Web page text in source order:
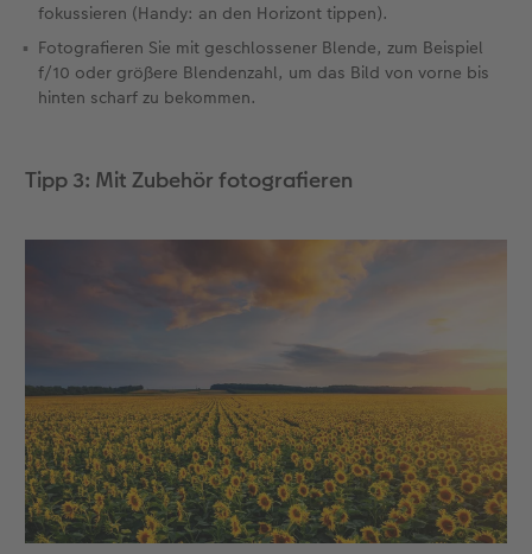
fokussieren (Handy: an den Horizont tippen).
Fotografieren Sie mit geschlossener Blende, zum Beispiel
f/10 oder größere Blendenzahl, um das Bild von vorne bis
hinten scharf zu bekommen.
Tipp 3: Mit Zubehör fotografieren